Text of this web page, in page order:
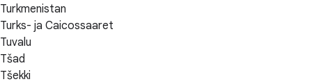
Turkmenistan
Turks- ja Caicossaaret
Tuvalu
Tšad
Tšekki